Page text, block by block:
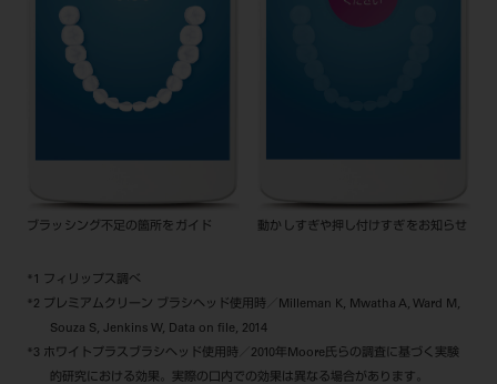
ブラッシング不足の箇所をガイド 動かしすぎや押し付けすぎをお知らせ
*1 フィリップス調べ
*2 プレミアムクリーン ブラシヘッド使用時／Milleman K, Mwatha A, Ward M,
Souza S, Jenkins W, Data on file, 2014
*3 ホワイトプラスブラシヘッド使用時／2010年Moore氏らの調査に基づく実験
的研究における効果。実際の口内での効果は異なる場合があります。